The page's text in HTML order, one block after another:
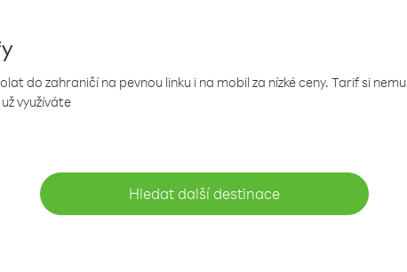
do zahraničí na pevnou linku i na mobil za nízké ceny. Tarif si
využíváte
Hledat další destinace